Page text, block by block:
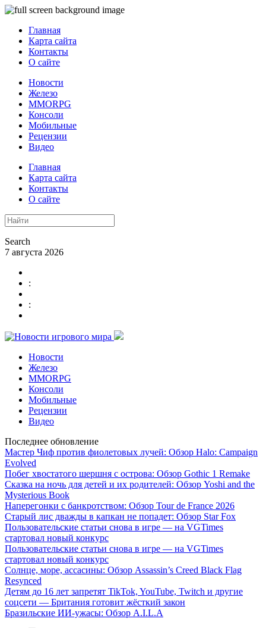
Главная
Карта сайта
Контакты
О сайте
Новости
Железо
MMORPG
Консоли
Мобильные
Рецензии
Видео
Главная
Карта сайта
Контакты
О сайте
Search
7 августа 2026
:
:
Новости
Железо
MMORPG
Консоли
Мобильные
Рецензии
Видео
Последнее обновление
Мастер Чиф против фиолетовых лучей: Обзор Halo: Campaign
Evolved
Побег хвостатого шершня с острова: Обзор Gothic 1 Remake
Сказка на ночь для детей и их родителей: Обзор Yoshi and the
Mysterious Book
Наперегонки с банкротством: Обзор Tour de France 2026
Старый лис дважды в капкан не попадет: Обзор Star Fox
Пользовательские статьи снова в игре — на VGTimes
стартовал новый конкурс
Пользовательские статьи снова в игре — на VGTimes
стартовал новый конкурс
Солнце, море, ассасины: Обзор Assassin’s Creed Black Flag
Resynced
Детям до 16 лет запретят TikTok, YouTube, Twitch и другие
соцсети — Британия готовит жёсткий закон
Бразильские ИИ-ужасы: Обзор A.I.L.A